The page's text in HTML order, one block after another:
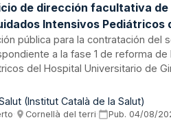
de dirección facultativa de
Intensivos Pediátricos
Trueta
pública para la contratación del
a la fase 1 de reforma
del Hospital Universitario de
de las instalaciones de cuidados
por el ICS en colaboración con
(Institut Català de la Salut)
· Cornellà del terri· Pub. 04/08/